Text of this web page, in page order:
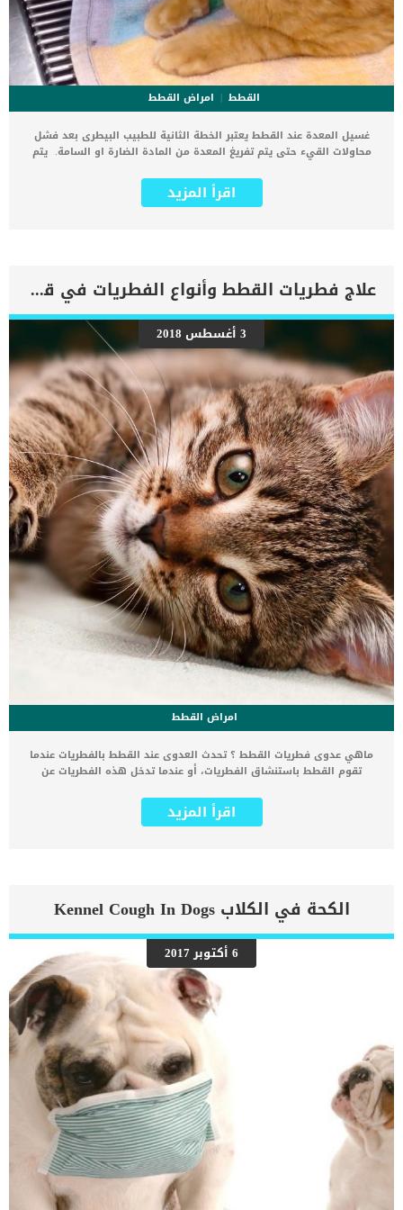
القطط
امراض القطط
غسيل المعدة عند القطط يعتبر الخطة الثانية للطبيب البيطرى بعد فشل
محاولات القيء حتى يتم تفريغ المعدة من المادة الضارة او السامة. يتم
بها اى ضرر. يطلق على عملية غسيل المعدة ايضا اسم “ضخ المعدة” لانها
تتم بضخ الماء من خلال أنبوب الى المعدة حتى يتم تنظيفها وترجع الماء
حتى لا يقوم الجهاز الهضمى بامتصاص المادة السامة وتهدد حياة القطة.
تعرف على خطوات غسيل معدة قطتك بداية يتم تخدير القطة تخدير كامل
حتى يضمن الطبيب البيطرى بقائها ثابته.كما ان التخدير يجعل عضلات القط
مرتخية وهذه خطوة هامة جدا فى القيام بعملية غسيل المعدة.يتم إدخال
أنبوب من خلال القصبة الهوائية لحمايتها اثناء غسيل المعدة.يقوم الطبيب
البيطرى بإدخال أنبوب بلاستيكي مرن من فم القط ليصل إلى المعدة.يتم
توصيل مضخة يدوية بهذا الأنبوب البلاستيكي لضخ الماء الى المعدة.يتم
تصريف الماء الذي تم إخراجه من معدة القطة فى اناء خارجي في حالة ان
الوضع يتطلب تحاليل […]
اقرأ المزيد
علاج فطريات القطط وأنواع الفطريات في قطتك بالتفصيل
3 أغسطس 2018
امراض القطط
ماهي عدوى فطريات القطط ؟ تحدث العدوى عند القطط بالفطريات عندما
تقوم القطط باستنشاق الفطريات، أو عندما تدخل هذه الفطريات عن
التربة و في براز الحيوانات الأخرى. وتنتقل عدوى الفطريات من قط لآخر
بهذه الطريقة . العدوى بالفطريات في القطط لا تختص بنوع معين من
أن قطتك مريضة وبالتالي لا يستطيع جهازها المناعي مقاومة أي عدوى.
كيف الاحظ بدايه فطريات القطط ؟ الفطريات عند القطط تظهر بشكل
بسيط جدا، ثم بعد ذلك تبدأ في التفاقم. حيث انها من الاصابات الضعيفة
لكن مع الوقت تزداد شراسة. في بداية الفطريات عند القطط ستلاحظ
سقوط الشعر بشكل خفيف حول مكان الاصابة. كما قد تلاحظ احمرار بسيط
في مكان الاصابة. بعض انواع الفطريات عند القطط تظهر مثل انتفاخ او
تورم بسيط وخاصة فطريات الفم عند القطط والتي تظهر كتورم او التهاب
بسيط ثم تزداد. ماهي أعراض الإصابة بالفطريات عند قطتك ؟ في الواقع
أن العدوى عندما تصيب […]
اقرأ المزيد
الكحة في الكلاب Kennel Cough In Dogs
6 أكتوبر 2017